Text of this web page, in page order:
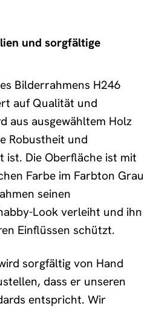
und sorgfältige
Bilderrahmens H246
auf Qualität und
aus ausgewähltem Holz
Robustheit und
ist. Die Oberfläche ist mit
Farbe im Farbton Grau
seinen
Look verleiht und ihn
Einflüssen schützt.
sorgfältig von Hand
dass er unseren
entspricht. Wir